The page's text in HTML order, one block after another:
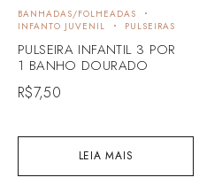
LEIA MAIS
BANHADAS/FOLHEADAS
INFANTO JUVENIL
PULSEIRAS
PULSEIRA INFANTIL 3 POR
1 BANHO DOURADO
R$7,50